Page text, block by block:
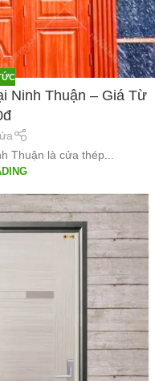
Ninh Thuận – Giá Từ
Thuận là cửa thép...